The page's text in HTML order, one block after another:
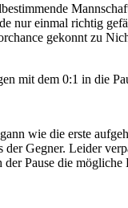
nur einmal richtig
gekonnt zu
mit dem 0:1 in die
wie die erste
der Gegner. Leider
Pause die mögliche